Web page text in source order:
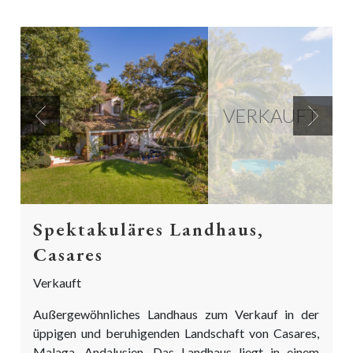
VERKAUFT
Previous Next
Spektakuläres Landhaus,
Casares
Verkauft
Außergewöhnliches Landhaus zum Verkauf in der
üppigen und beruhigenden Landschaft von Casares,